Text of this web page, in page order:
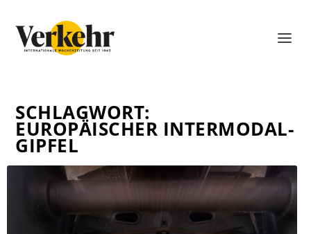
SCHLAGWORT:
EUROPÄISCHER INTERMODAL-
GIPFEL